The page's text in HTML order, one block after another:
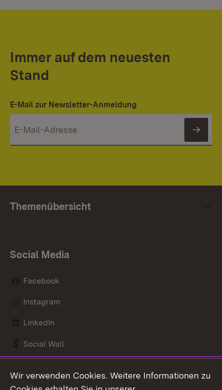
Immer auf dem neuesten
Stand
E-Mail zur Newsletter-Anmeldung
Themenübersicht
Social Media
Facebook
Instagram
LinkedIn
Social Wall
Wir verwenden Cookies. Weitere Informationen zu